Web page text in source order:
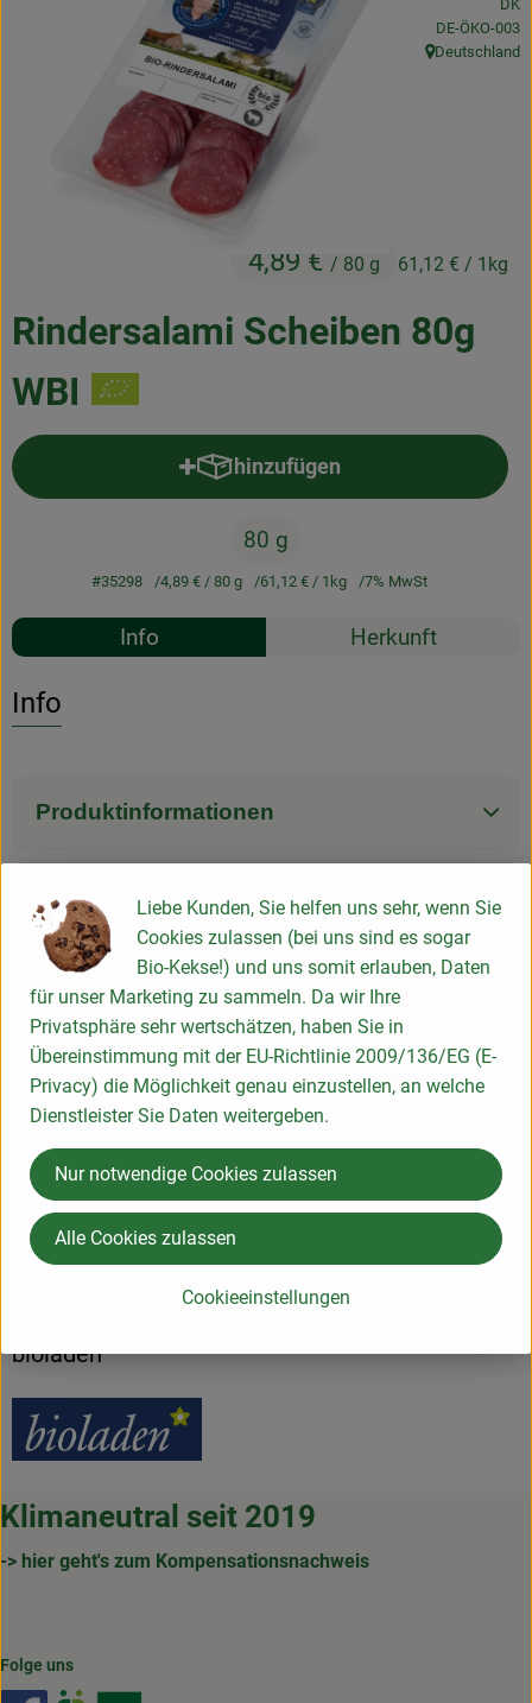
Natukostwaren
Getränke
Tiernahrung
So geht’s
Über uns
Rindersalami Scheiben 80g
WBI
4,89 € / 80 g 61,12 € / 1kg
DK
, Kontrollstelle:
DE-ÖKO-003
, Herkunft:
Deutschland
hinzufügen
Produkt zum Warenkorb
80 g
#35298 4,89 €/ 80 g 61,12 €/ 1kg 7% MwSt
Rezepte
Info Herkunft
Info
Produktinformationen
Zutaten
Nährwert-Info
Produktdatenblatt
Herkunft
Hersteller: bioladen
bioladen
Klimaneutral seit 2019
-> hier geht's zum Kompensationsnachweis
Folge uns
Liebe Kunden, Sie helfen uns sehr, wenn Sie
Cookies zulassen (bei uns sind es sogar
Bio-Kekse!) und uns somit erlauben, Daten
für unser Marketing zu sammeln. Da wir Ihre
Privatsphäre sehr wertschätzen, haben Sie in
Übereinstimmung mit der EU-Richtlinie 2009/136/EG (E-
Privacy) die Möglichkeit genau einzustellen, an welche
Dienstleister Sie Daten weitergeben.
Cookieeinstellungen
Nur notwendige Cookies zulassen
Alle Cookies zulassen